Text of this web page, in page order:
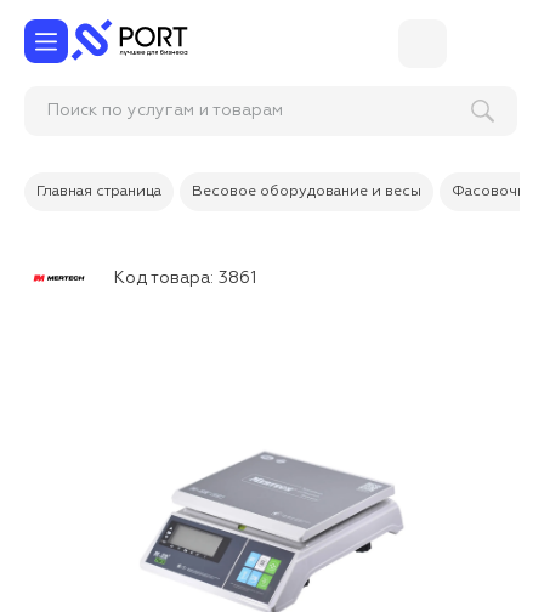
Поиск по услугам и товарам
Главная страница Весовое оборудование и весы
Код товара: 3861